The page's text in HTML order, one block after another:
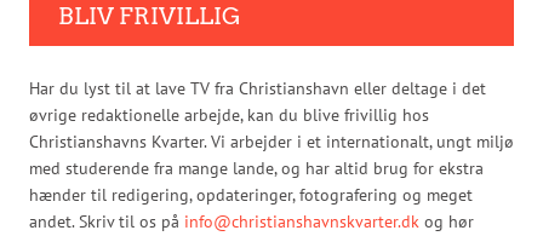
BLIV FRIVILLIG
Har du lyst til at lave TV fra Christianshavn eller deltage i det
øvrige redaktionelle arbejde, kan du blive frivillig hos
Christianshavns Kvarter. Vi arbejder i et internationalt, ungt miljø
med studerende fra mange lande, og har altid brug for ekstra
hænder til redigering, opdateringer, fotografering og meget
andet. Skriv til os på info@christianshavnskvarter.dk og hør